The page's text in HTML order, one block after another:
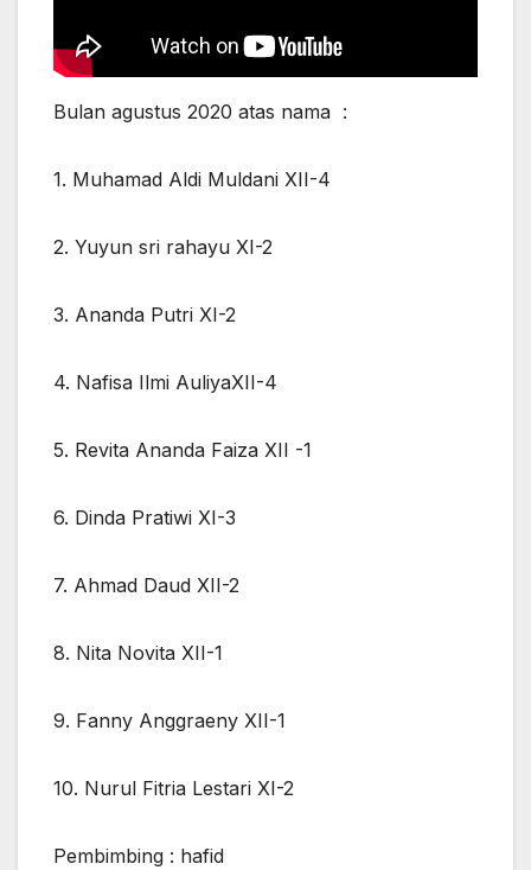
Bulan agustus 2020 atas nama :
1. Muhamad Aldi Muldani XII-4
2. Yuyun sri rahayu XI-2
3. Ananda Putri XI-2
4. Nafisa Ilmi AuliyaXII-4
5. Revita Ananda Faiza XII -1
6. Dinda Pratiwi XI-3
7. Ahmad Daud XII-2
8. Nita Novita XII-1
9. Fanny Anggraeny XII-1
10. Nurul Fitria Lestari XI-2
Pembimbing : hafid